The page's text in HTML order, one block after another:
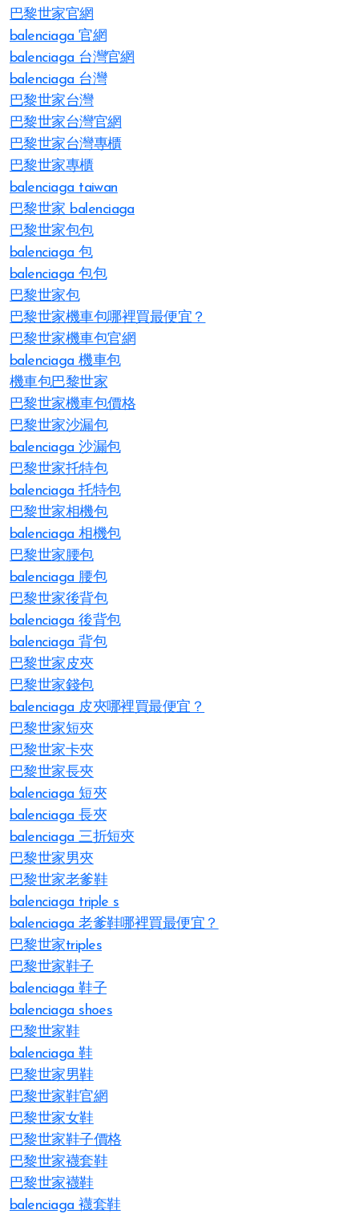
巴黎世家官網
balenciaga 官網
balenciaga 台灣官網
balenciaga 台灣
巴黎世家台灣
巴黎世家台灣官網
巴黎世家台灣專櫃
巴黎世家專櫃
balenciaga taiwan
巴黎世家 balenciaga
巴黎世家包包
balenciaga 包
balenciaga 包包
巴黎世家包
巴黎世家機車包哪裡買最便宜？
巴黎世家機車包官網
balenciaga 機車包
機車包巴黎世家
巴黎世家機車包價格
巴黎世家沙漏包
balenciaga 沙漏包
巴黎世家托特包
balenciaga 托特包
巴黎世家相機包
balenciaga 相機包
巴黎世家腰包
balenciaga 腰包
巴黎世家後背包
balenciaga 後背包
balenciaga 背包
巴黎世家皮夾
巴黎世家錢包
balenciaga 皮夾哪裡買最便宜？
巴黎世家短夾
巴黎世家卡夾
巴黎世家長夾
balenciaga 短夾
balenciaga 長夾
balenciaga 三折短夾
巴黎世家男夾
巴黎世家老爹鞋
balenciaga triple s
balenciaga 老爹鞋哪裡買最便宜？
巴黎世家triples
巴黎世家鞋子
balenciaga 鞋子
balenciaga shoes
巴黎世家鞋
balenciaga 鞋
巴黎世家男鞋
巴黎世家鞋官網
巴黎世家女鞋
巴黎世家鞋子價格
巴黎世家襪套鞋
巴黎世家襪鞋
balenciaga 襪套鞋